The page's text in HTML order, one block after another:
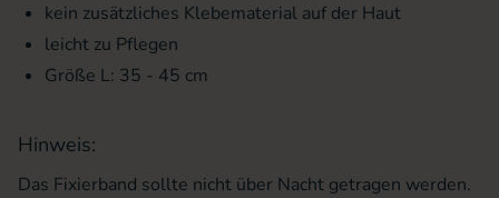
kein zusätzliches Klebematerial auf der Haut
leicht zu Pflegen
Größe L: 35 - 45 cm
Hinweis:
Das Fixierband sollte nicht über Nacht getragen werden.